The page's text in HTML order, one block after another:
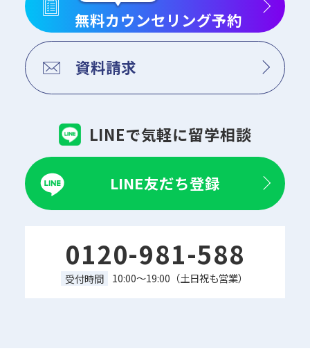
無料カウンセリング予約
資料請求
LINEで気軽に留学相談
LINE友だち登録
0120-981-588
受付時間 10:00～19:00（土日祝も営業）